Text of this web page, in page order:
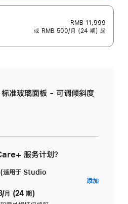
RMB 11,999
或 RMB 500/月 (24 期) 起
玻璃面板 - 可调倾斜度
服务计划？
适用于 Studio
月 (24 期)
添加